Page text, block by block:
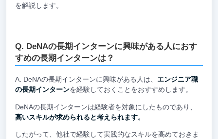
を解説します。
DeNAの長期インターンに興味がある人におす
すめの長期インターンは？
DeNAの長期インターンに興味がある人は、 エンジニア職
の長期インターンを経験しておくことをおすすめします。
DeNAの長期インターンは経験者を対象にしたものであり、
高いスキルが求められると考えられます。
したがって、他社で経験して実践的なスキルを高めておきま